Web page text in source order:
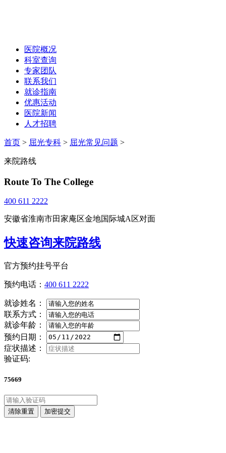
医院概况
科室查询
专家团队
联系我们
就诊指南
优惠活动
医院新闻
人才招聘
首页 > 屈光专科 > 屈光常见问题 >
来院路线
Route To The College
400 611 2222
安徽省淮南市田家庵区金地国际城A区对面
快速咨询来院路线
官方预约挂号平台
预约电话： 400 611 2222
就诊姓名：
联系方式：
就诊年龄：
预约日期：
症状描述：
验证码:
75669
清除重置 加密提交